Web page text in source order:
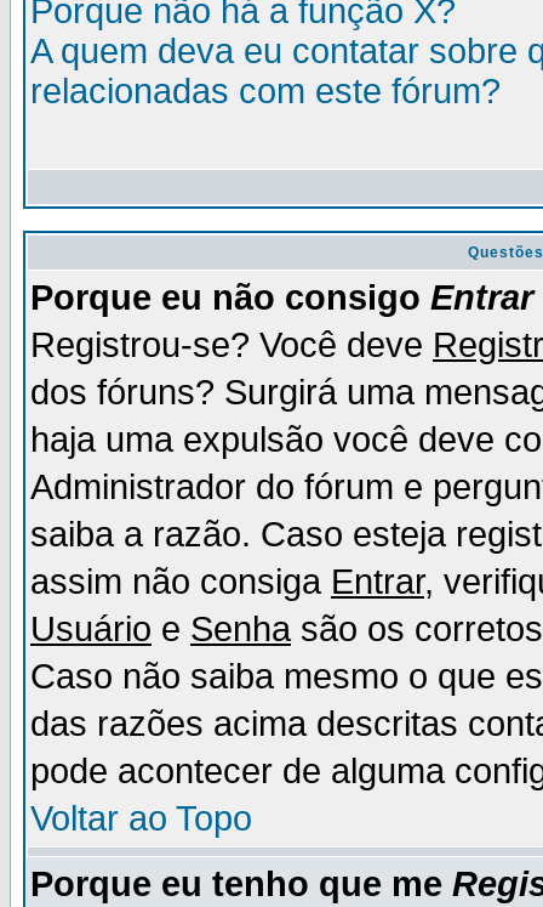
Porque não há a função X?
A quem deva eu contatar sobre
relacionadas com este fórum?
Porque eu não consigo Entrar
Registrou-se? Você deve
dos fóruns? Surgirá uma
haja uma expulsão você deve
Administrador do fórum e
saiba a razão. Caso esteja
assim não consiga Entrar,
Usuário e Senhasão os
Caso não saiba mesmo o que
das razões acima descritas
pode acontecer de alguma
Voltar ao Topo
Porque eu tenho que me